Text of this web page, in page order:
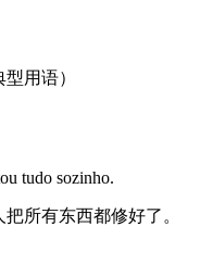
用语）
tudo sozinho.
所有东西都修好了。